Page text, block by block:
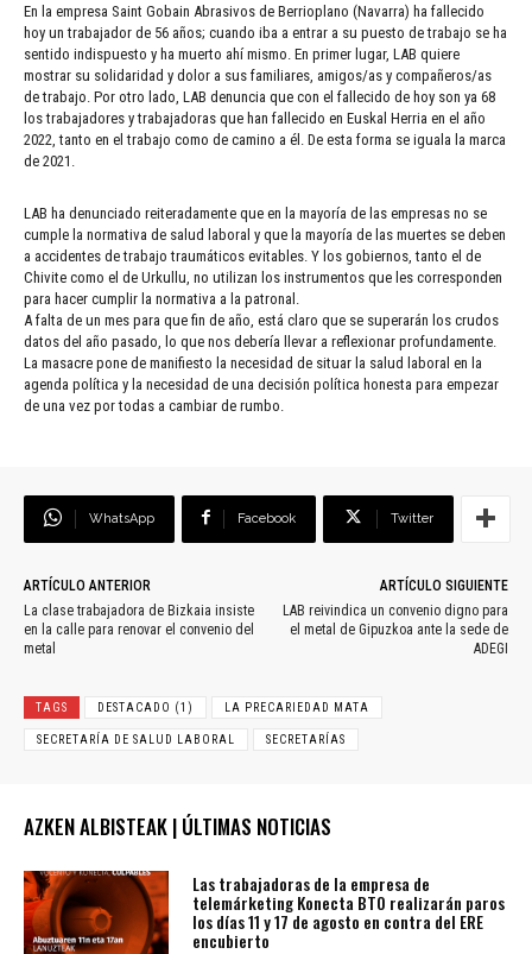
En la empresa Saint Gobain Abrasivos de Berrioplano (Navarra) ha fallecido
hoy un trabajador de 56 años; cuando iba a entrar a su puesto de trabajo se ha
sentido indispuesto y ha muerto ahí mismo. En primer lugar, LAB quiere
mostrar su solidaridad y dolor a sus familiares, amigos/as y compañeros/as
de trabajo. Por otro lado, LAB denuncia que con el fallecido de hoy son ya 68
los trabajadores y trabajadoras que han fallecido en Euskal Herria en el año
2022, tanto en el trabajo como de camino a él. De esta forma se iguala la marca
de 2021.
LAB ha denunciado reiteradamente que en la mayoría de las empresas no se
cumple la normativa de salud laboral y que la mayoría de las muertes se deben
a accidentes de trabajo traumáticos evitables. Y los gobiernos, tanto el de
Chivite como el de Urkullu, no utilizan los instrumentos que les corresponden
para hacer cumplir la normativa a la patronal.
A falta de un mes para que fin de año, está claro que se superarán los crudos
datos del año pasado, lo que nos debería llevar a reflexionar profundamente.
La masacre pone de manifiesto la necesidad de situar la salud laboral en la
agenda política y la necesidad de una decisión política honesta para empezar
de una vez por todas a cambiar de rumbo.
WhatsApp Facebook Twitter
ARTÍCULO ANTERIOR
La clase trabajadora de Bizkaia insiste
en la calle para renovar el convenio del
metal
ARTÍCULO SIGUIENTE
LAB reivindica un convenio digno para
el metal de Gipuzkoa ante la sede de
ADEGI
TAGS DESTACADO (1) LA PRECARIEDAD MATA
SECRETARÍA DE SALUD LABORAL SECRETARÍAS
AZKEN ALBISTEAK | ÚLTIMAS NOTICIAS
Las trabajadoras de la empresa de
telemárketing Konecta BTO realizarán paros
los días 11 y 17 de agosto en contra del ERE
encubierto